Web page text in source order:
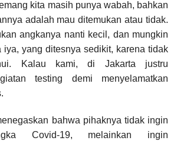
kita masih punya wabah, bahkan
adalah mau ditemukan atau tidak.
angkanya nanti kecil, dan mungkin
iya, yang ditesnya sedikit, karena tidak
Kalau kami, di Jakarta justru
testing demi menyelamatkan
bahwa pihaknya tidak ingin
Covid-19, melainkan ingin